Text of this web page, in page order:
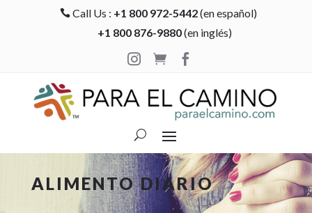
 Call Us : +1 800 972-5442(en español)
+1 800 876-9880(en inglés)

 
ALIMENTO DIARIO